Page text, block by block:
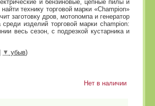
и бензиновые, цепные пилы и
технику торговой марки «Сhampion»
заготовку дров, мотопомпа и генератор
изделий торговой марки сhampion:
весь сезон, с подрезкой кустарника и
▼ убыв)
Нет в наличии